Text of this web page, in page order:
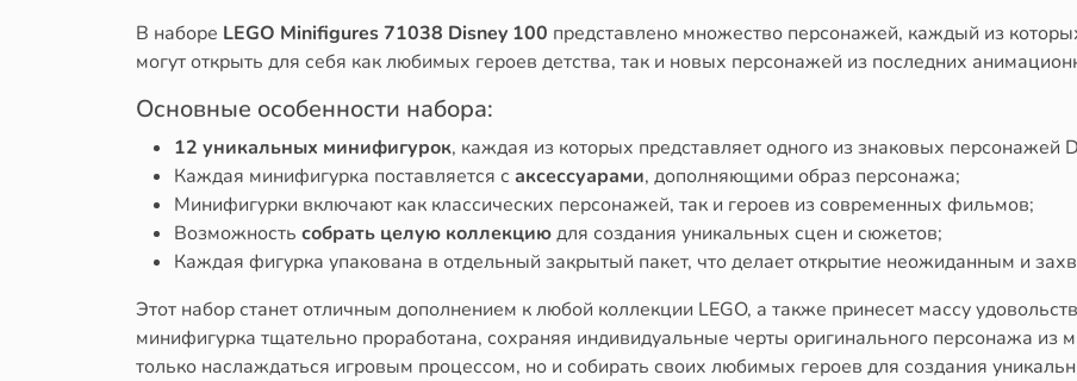
В наборе LEGO Minifigures 71038 Disney 100 представлено множество персонажей, каждый из
могут открыть для себя как любимых героев детства, так и новых персонажей из последних
Основные особенности набора:
12 уникальных минифигурок, каждая из которых представляет одного из знаковых персонажей
Каждая минифигурка поставляется с аксессуарами, дополняющими образ персонажа;
Минифигурки включают как классических персонажей, так и героев из современных фильмов;
Возможность собрать целую коллекциюдля создания уникальных сцен и сюжетов;
Каждая фигурка упакована в отдельный закрытый пакет, что делает открытие неожиданным и
Этот набор станет отличным дополнением к любой коллекции LEGO, а также принесет массу
минифигурка тщательно проработана, сохраняя индивидуальные черты оригинального персонажа из
только наслаждаться игровым процессом, но и собирать своих любимых героев для создания